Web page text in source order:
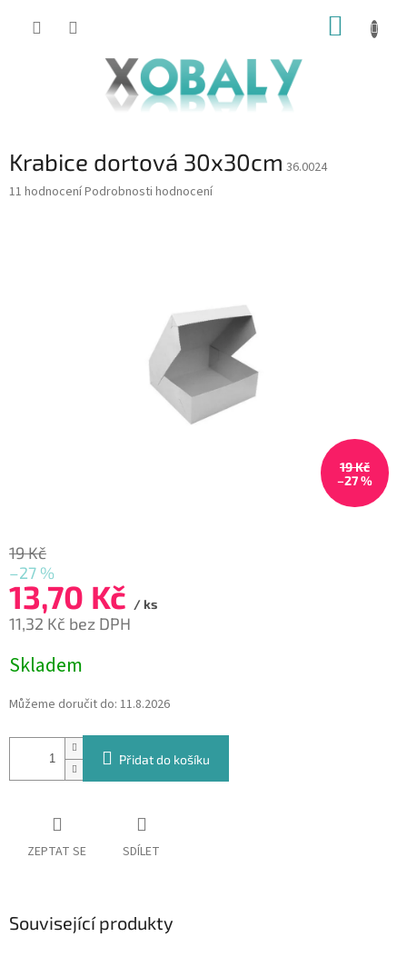
KOŠÍK
Krabice dortová 30x30cm 36.0024
Průměrné
11 hodnoceníPodrobnosti hodnocení
19 Kč
–27 %
19 Kč
–27 %
13,70 Kč / ks
11,32 Kč bez DPH
cena:
Skladem
Můžeme doručit do: 11.8.2026
Přidat do košíku
ZEPTAT SE SDÍLET
Související produkty